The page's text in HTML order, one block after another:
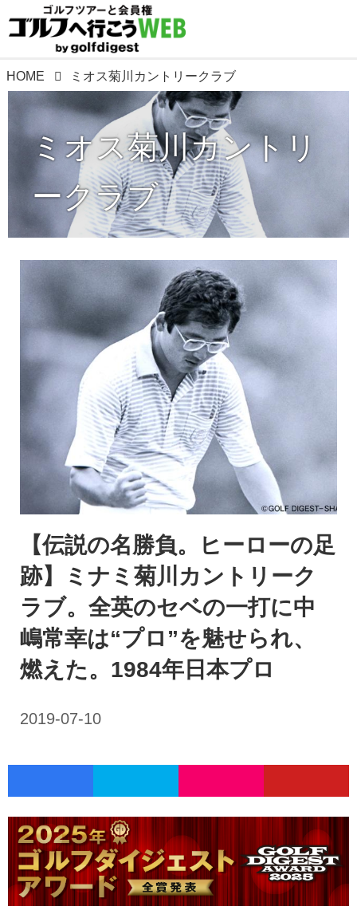
HOME ミオス菊川カントリークラブ
ミオス菊川カントリ
ークラブ
【伝説の名勝負。ヒーローの足
跡】ミナミ菊川カントリーク
ラブ。全英のセベの一打に中
嶋常幸は“プロ”を魅せられ、
燃えた。1984年日本プロ